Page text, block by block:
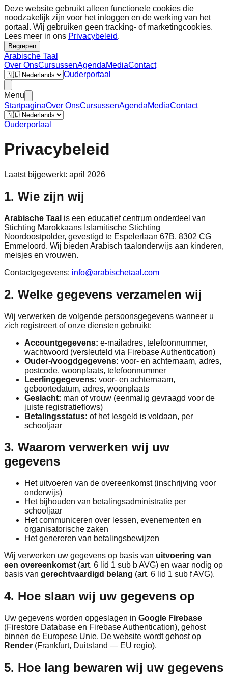
Deze website gebruikt alleen functionele cookies die
noodzakelijk zijn voor het inloggen en de werking van het
portaal. Wij gebruiken geen tracking- of marketingcookies.
Lees meer in ons Privacybeleid.
Begrepen
Arabische Taal
Over OnsCursussenAgendaMediaContact
Ouderportaal
Menu
StartpaginaOver OnsCursussenAgendaMediaContact
Ouderportaal
Privacybeleid
Laatst bijgewerkt: april 2026
1. Wie zijn wij
Arabische Taal is een educatief centrum onderdeel van
Stichting Marokkaans Islamitische Stichting
Noordoostpolder, gevestigd te Espelerlaan 67B, 8302 CG
Emmeloord. Wij bieden Arabisch taalonderwijs aan kinderen,
meisjes en vrouwen.
Contactgegevens: info@arabischetaal.com
2. Welke gegevens verzamelen wij
Wij verwerken de volgende persoonsgegevens wanneer u
zich registreert of onze diensten gebruikt:
Accountgegevens: e-mailadres, telefoonnummer,
wachtwoord (versleuteld via Firebase Authentication)
Ouder-/voogdgegevens: voor- en achternaam, adres,
postcode, woonplaats, telefoonnummer
Leerlinggegevens: voor- en achternaam,
geboortedatum, adres, woonplaats
Geslacht: man of vrouw (eenmalig gevraagd voor de
juiste registratieflows)
Betalingsstatus: of het lesgeld is voldaan, per
schooljaar
3. Waarom verwerken wij uw
gegevens
Het uitvoeren van de overeenkomst (inschrijving voor
onderwijs)
Het bijhouden van betalingsadministratie per
schooljaar
Het communiceren over lessen, evenementen en
organisatorische zaken
Het genereren van betalingsbewijzen
Wij verwerken uw gegevens op basis van uitvoering van
een overeenkomst (art. 6 lid 1 sub b AVG) en waar nodig op
basis van gerechtvaardigd belang (art. 6 lid 1 sub f AVG).
4. Hoe slaan wij uw gegevens op
Uw gegevens worden opgeslagen in Google Firebase
(Firestore Database en Firebase Authentication), gehost
binnen de Europese Unie. De website wordt gehost op
Render (Frankfurt, Duitsland — EU regio).
5. Hoe lang bewaren wij uw gegevens